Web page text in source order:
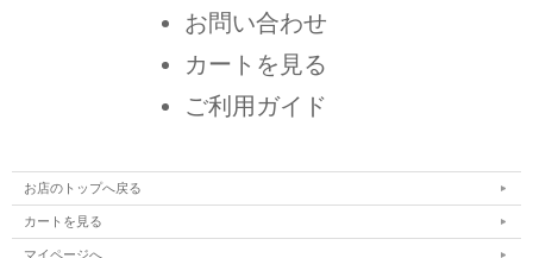
お問い合わせ
カートを見る
ご利用ガイド
お店のトップへ戻る
カートを見る
マイページへ